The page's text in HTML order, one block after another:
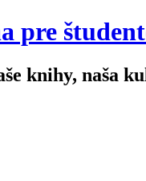
pre
knihy, naša